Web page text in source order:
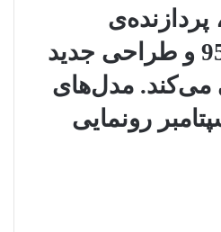
دایمنسیتی 9500 و طراحی جدید
می‌کند. مدل‌های
رونمایی